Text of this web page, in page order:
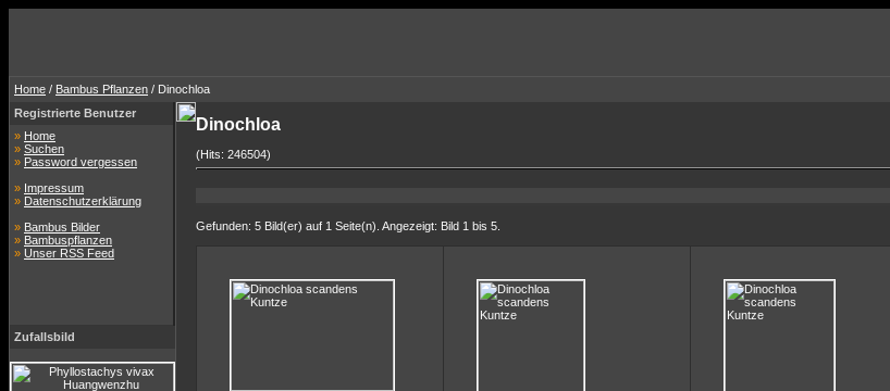
Home / Bambus Pflanzen / Dinochloa
Registrierte Benutzer
» Home
» Suchen
» Password vergessen
» Impressum
» Datenschutzerklärung
» Bambus Bilder
» Bambuspflanzen
» Unser RSS Feed
Zufallsbild
Dinochloa
(Hits: 246504)
Gefunden: 5 Bild(er) auf 1 Seite(n). Angezeigt: Bild 1 bis 5.